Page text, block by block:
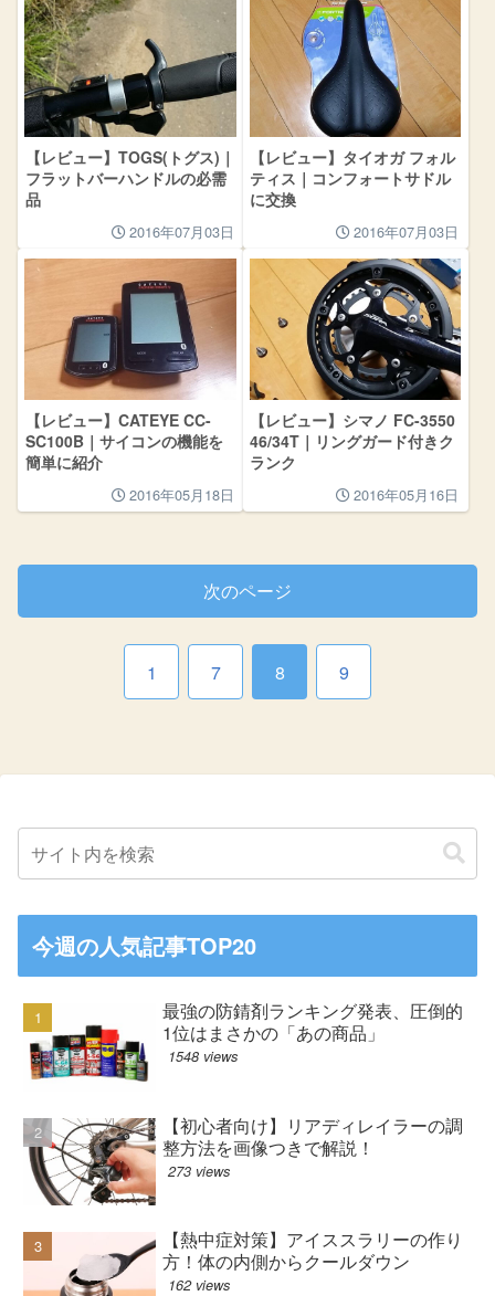
【レビュー】TOGS(トグス)｜
フラットバーハンドルの必需
品
2016年07月03日
【レビュー】タイオガ フォル
ティス｜コンフォートサドル
に交換
2016年07月03日
【レビュー】CATEYE CC-
SC100B｜サイコンの機能を
簡単に紹介
2016年05月18日
【レビュー】シマノ FC-3550
46/34T｜リングガード付きク
ランク
2016年05月16日
次のページ
1 7 8 9
今週の人気記事TOP20
最強の防錆剤ランキング発表、圧倒的
1位はまさかの「あの商品」
1548 views
【初心者向け】リアディレイラーの調
整方法を画像つきで解説！
273 views
【熱中症対策】アイススラリーの作り
方！体の内側からクールダウン
162 views